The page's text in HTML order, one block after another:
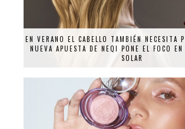
EN VERANO EL CABELLO TAMBIÉN NECESITA
NUEVA APUESTA DE NEQI PONE EL FOCO EN
SOLAR